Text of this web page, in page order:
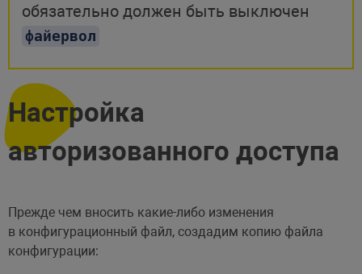
обязательно должен быть выключен
файервол
Настройка
авторизованного доступа
Прежде чем вносить какие-либо изменения
в конфигурационный файл, создадим копию файла
конфигурации: